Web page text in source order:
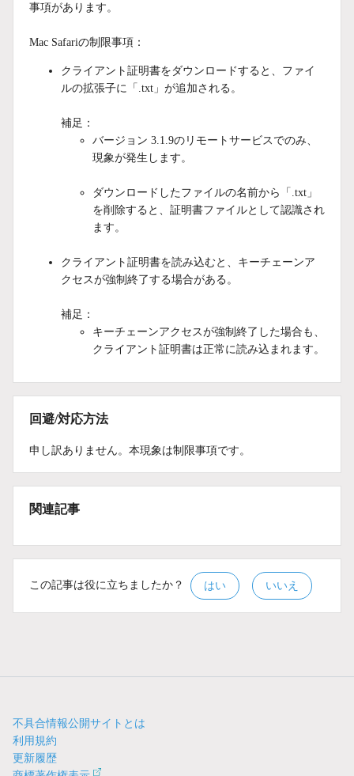
事項があります。
Mac Safariの制限事項：
クライアント証明書をダウンロードすると、ファイ
ルの拡張子に「.txt」が追加される。
補足：
バージョン 3.1.9のリモートサービスでのみ、
現象が発生します。
ダウンロードしたファイルの名前から「.txt」
を削除すると、証明書ファイルとして認識され
ます。
クライアント証明書を読み込むと、キーチェーンア
クセスが強制終了する場合がある。
補足：
キーチェーンアクセスが強制終了した場合も、
クライアント証明書は正常に読み込まれます。
回避/対応方法
申し訳ありません。本現象は制限事項です。
関連記事
この記事は役に立ちましたか？ はい いいえ
不具合情報公開サイトとは
利用規約
更新履歴